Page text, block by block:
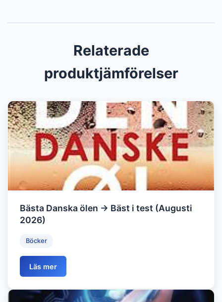
Relaterade
produktjämförelser
Bästa Danska ölen → Bäst i test (Augusti
2026)
Böcker
Läs mer